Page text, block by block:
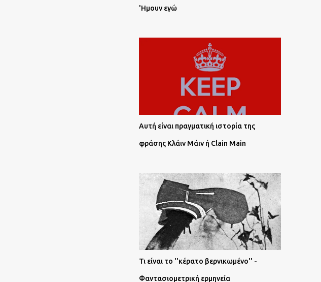
'Ημουν εγώ
Αυτή είναι πραγματική ιστορία της
φράσης Κλάιν Μάιν ή Clain Main
Τι είναι το ''κέρατο βερνικωμένο'' -
Φαντασιομετρική ερμηνεία